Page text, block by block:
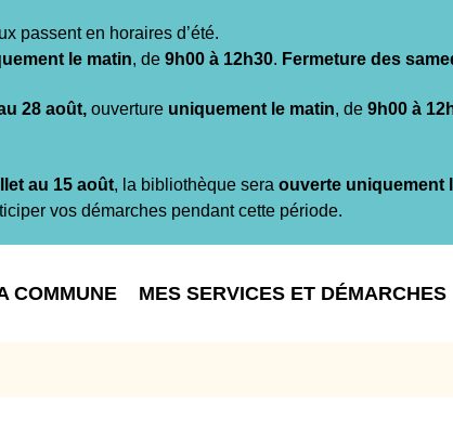
passent en horaires d’été.
le matin, de 9h00 à 12h30. Fermeture des
28 août, ouverture uniquement le matin, de 9h00 à
au 15 août, la bibliothèque sera ouverte uniquement
vos démarches pendant cette période.
COMMUNE MES SERVICES ET DÉMARCHES